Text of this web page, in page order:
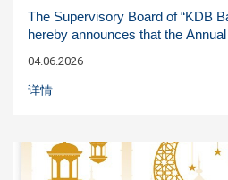
The Supervisory Board of “KDB
hereby announces that the
11:00 in the meeting hall on the
“KDB Bank Uzbekistan” JSC,
04.06.2026
详情